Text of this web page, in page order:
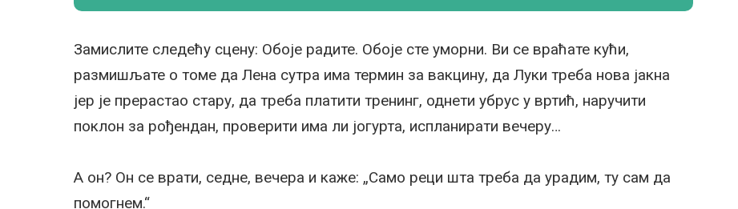
Замислите следећу сцену: Обоје радите. Обоје сте уморни. Ви се враћате кући,
размишљате о томе да Лена сутра има термин за вакцину, да Луки треба нова јакна
јер је прерастао стару, да треба платити тренинг, однети убрус у вртић, наручити
поклон за рођендан, проверити има ли јогурта, испланирати вечеру…
А он? Он се врати, седне, вечера и каже: „Само реци шта треба да урадим, ту сам да
помогнем.“